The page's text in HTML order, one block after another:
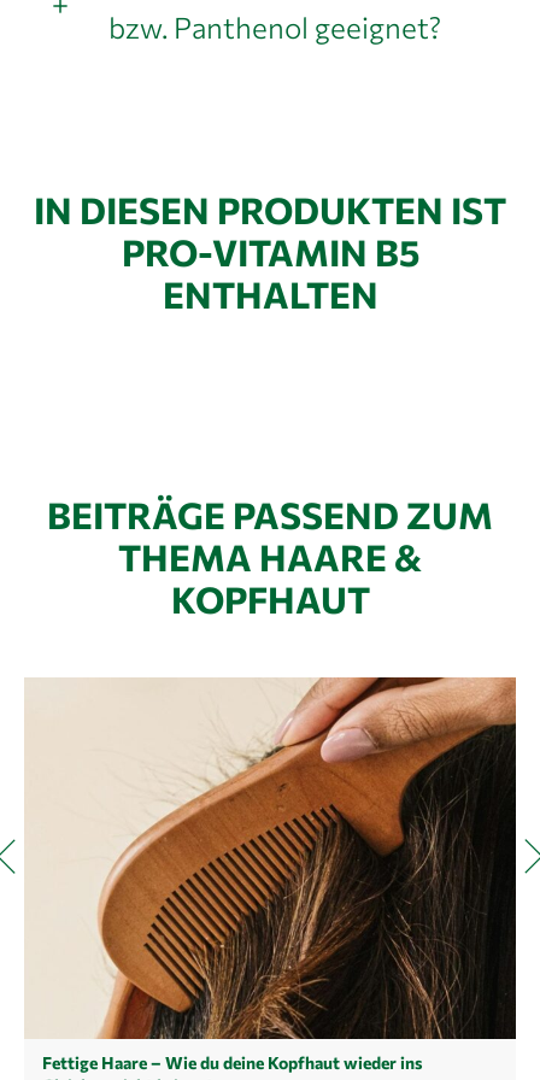
bzw. Panthenol geeignet?
IN DIESEN PRODUKTEN IST
PRO-VITAMIN B5
ENTHALTEN
BEITRÄGE PASSEND ZUM
THEMA HAARE &
KOPFHAUT
Fettige Haare – Wie du deine Kopfhaut wieder ins